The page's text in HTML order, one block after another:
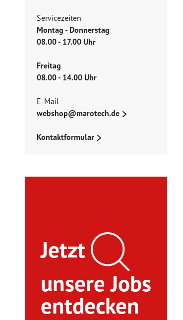
Servicezeiten
Montag - Donnerstag
08.00 - 17.00 Uhr
Freitag
08.00 - 14.00 Uhr
E-Mail
webshop@marotech.de
Kontaktformular
Jetzt
unsere Jobs
entdecken